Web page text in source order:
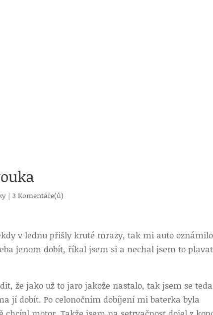
|3 Komentáře(ů)
v lednu přišly kruté mrazy, tak mi auto
jenom dobít, říkal jsem si a nechal jsem to
že jako už to jaro jakože nastalo, tak jsem se teda
jí dobít. Po celonočním dobíjení mi baterka byla